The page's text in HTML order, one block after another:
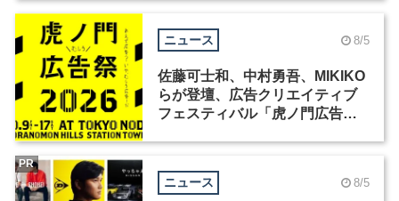
ニュース 8/5
佐藤可士和、中村勇吾、MIKIKO
らが登壇、広告クリエイティブ
フェスティバル「虎ノ門広告
ニュース 8/5
PR